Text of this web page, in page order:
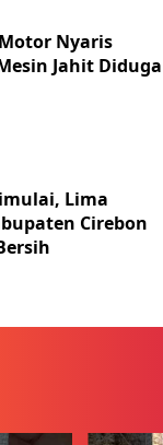
Nyaris
Jahit Diduga
Lima
Cirebon